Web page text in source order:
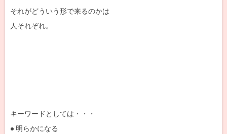
それがどういう形で来るのかは
人それぞれ。
キーワードとしては・・・
● 明らかになる